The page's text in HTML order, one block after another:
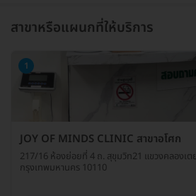
สาขาหรือแผนกที่ให้บริการ
1
JOY OF MINDS CLINIC สาขาอโศก
217/16 ห้องย่อยที่ 4 ถ. สุขุมวิท21 แขวงคลองเต
กรุงเทพมหานคร 10110